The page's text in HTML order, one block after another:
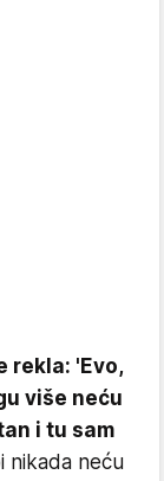
rekla: 'Evo,
više neću
i tu sam
nikada neću